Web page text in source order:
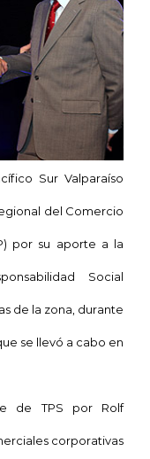
Sur Valparaíso
del Comercio
por su aporte a la
Social
de la zona, durante
se llevó a cabo en
de TPS por Rolf
corporativas